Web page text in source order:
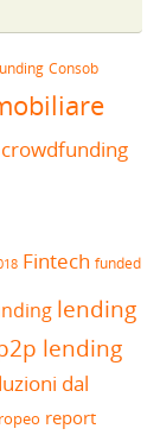
Consob
Fintech funded
lending
lending
dal
report